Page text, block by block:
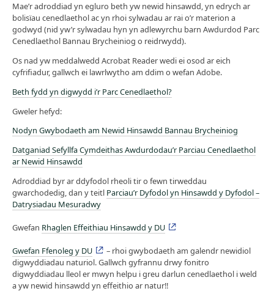
Mae’r adroddiad yn egluro beth yw newid hinsawdd, yn edrych ar
bolisïau cenedlaethol ac yn rhoi sylwadau ar rai o’r materion a
godwyd (nid yw’r sylwadau hyn yn adlewyrchu barn Awdurdod Parc
Cenedlaethol Bannau Brycheiniog o reidrwydd).
Os nad yw meddalwedd Acrobat Reader wedi ei osod ar eich
cyfrifiadur, gallwch ei lawrlwytho am ddim o wefan Adobe.
Beth fydd yn digwydd i’r Parc Cenedlaethol?
Gweler hefyd:
Nodyn Gwybodaeth am Newid Hinsawdd Bannau Brycheiniog
Datganiad Sefyllfa Cymdeithas Awdurdodau’r Parciau Cenedlaethol
ar Newid Hinsawdd
Adroddiad byr ar ddyfodol rheoli tir o fewn tirweddau
gwarchodedig, dan y teitl Parciau’r Dyfodol yn Hinsawdd y Dyfodol –
Datrysiadau Mesuradwy
Gwefan Rhaglen Effeithiau Hinsawdd y DU
Gwefan Ffenoleg y DU
– rhoi gwybodaeth am galendr newidiol
digwyddiadau naturiol. Gallwch gyfrannu drwy fonitro
digwyddiadau lleol er mwyn helpu i greu darlun cenedlaethol i weld
a yw newid hinsawdd yn effeithio ar natur!!